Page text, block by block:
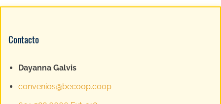
Contacto
Dayanna Galvis
convenios@becoop.coop